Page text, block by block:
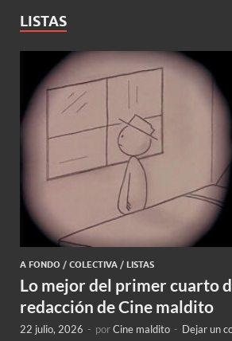
LISTAS
A FONDO / COLECTIVA / LISTAS
Lo mejor del primer cuarto
redacción de Cine maldito
22 julio, 2026 - porCine maldito - Dejar un